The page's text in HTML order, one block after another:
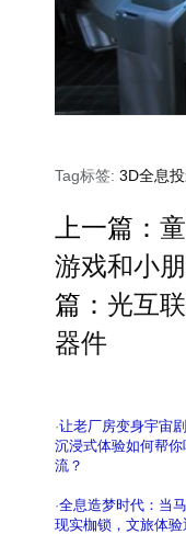
Tag标签: 3D全息
上一篇：
游戏和小
篇： 光互
器件
·让老厂房变身宇宙
沉浸式体验如何帮你
流？
·全息造梦时代：当
现实枷锁，文旅体